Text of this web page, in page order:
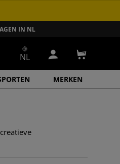
IN NL
MERKEN
NL Inloggen